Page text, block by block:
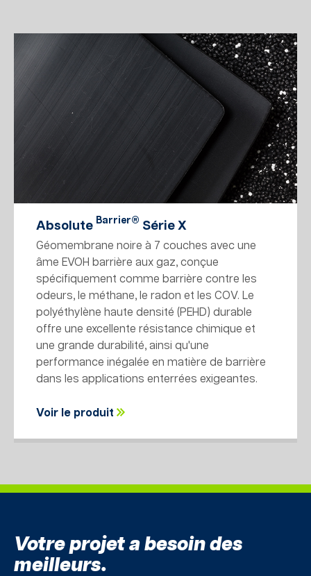
Absolute Barrier® Série X
Géomembrane noire à 7 couches avec une
âme EVOH barrière aux gaz, conçue
spécifiquement comme barrière contre les
odeurs, le méthane, le radon et les COV. Le
polyéthylène haute densité (PEHD) durable
offre une excellente résistance chimique et
une grande durabilité, ainsi qu'une
performance inégalée en matière de barrière
dans les applications enterrées exigeantes.
Voir le produit
Votre projet a besoin des
meilleurs.